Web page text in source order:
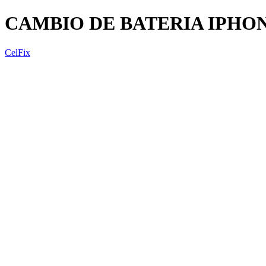
CAMBIO DE BATERIA
CelFix